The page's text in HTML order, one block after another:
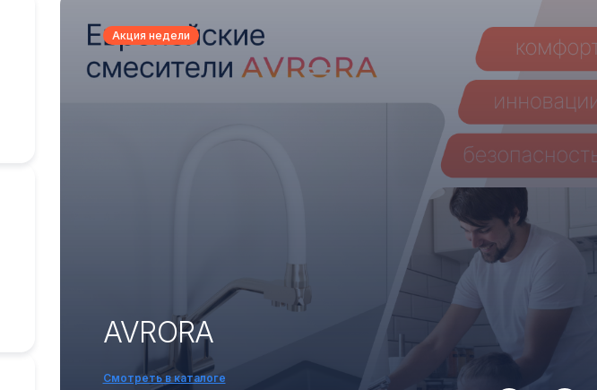
Акция недели
AVRORA
Смотреть в каталоге